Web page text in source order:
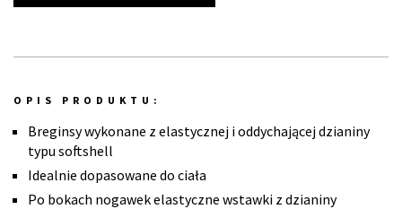
OPIS PRODUKTU:
Breginsy wykonane z elastycznej i oddychającej dzianiny
typu softshell
Idealnie dopasowane do ciała
Po bokach nogawek elastyczne wstawki z dzianiny